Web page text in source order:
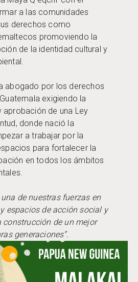
a las comunidades
derechos como
promoviendo la
de la identidad cultural y
abogado por los derechos
exigiendo la
aprobación de una Ley
donde nació la
a trabajar por la
para fortalecer la
en todos los ámbitos
de nuestras fuerzas en
espacios de acción social y
construcción de un mejor
generaciones”.